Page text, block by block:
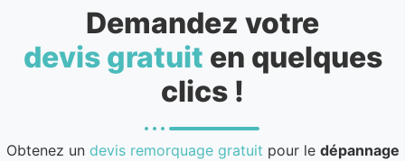
Demandez votre
devis gratuit en quelques
clics !
Obtenez un devis remorquage gratuit pour le dépannage